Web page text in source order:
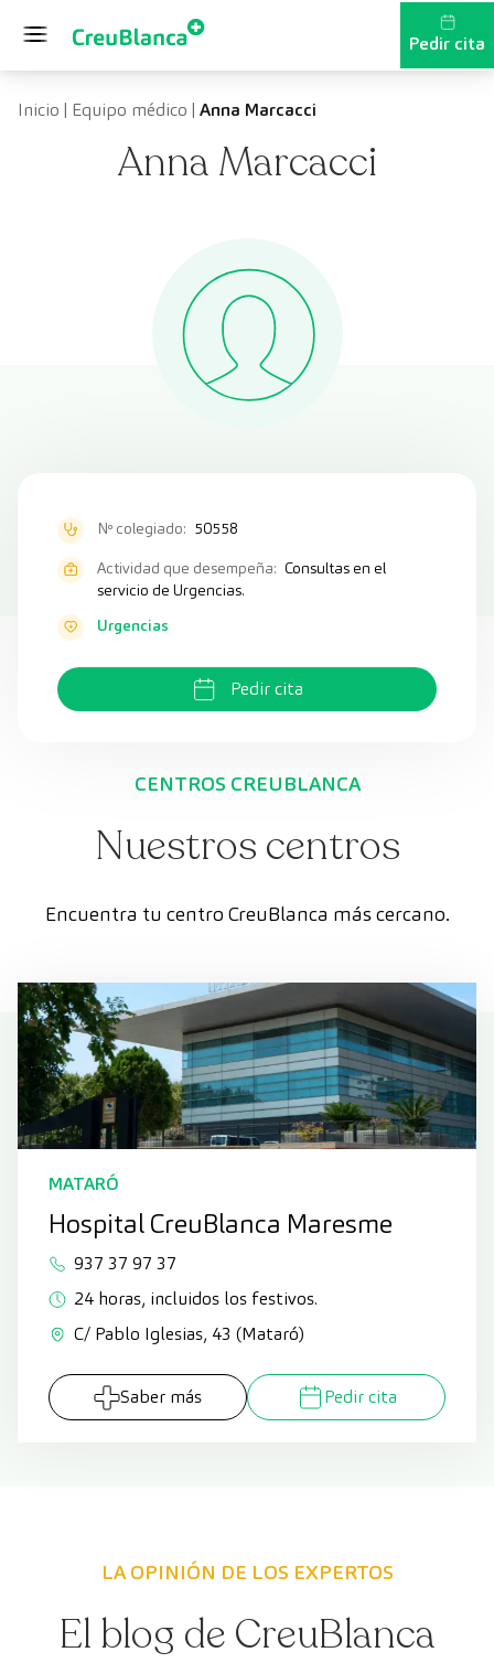
Pedir cita
Inicio | Equipo médico | Anna Marcacci
Anna Marcacci
Nº colegiado: 50558
Actividad que desempeña: Consultas en el
servicio de Urgencias.
Urgencias
Pedir cita
CENTROS CREUBLANCA
Nuestros centros
Encuentra tu centro CreuBlanca más cercano.
MATARÓ
Hospital CreuBlanca Maresme
937 37 97 37
24 horas, incluidos los festivos.
C/ Pablo Iglesias, 43 (Mataró)
Saber más Pedir cita
LA OPINIÓN DE LOS EXPERTOS
El blog de CreuBlanca